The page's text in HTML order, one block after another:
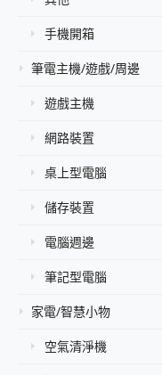
手機開箱
筆電主機/遊戲/周邊
遊戲主機
網路裝置
桌上型電腦
儲存裝置
電腦週邊
筆記型電腦
家電/智慧小物
空氣清淨機